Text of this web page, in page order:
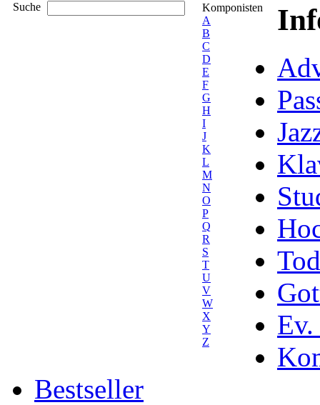
Suche
Komponisten
A
B
C
D
E
F
G
H
I
J
K
L
M
N
O
P
Q
R
S
T
U
V
W
X
Y
Z
Ev.
Bestseller